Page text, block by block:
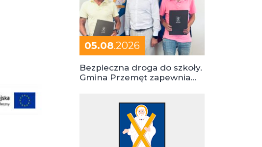
05.08.2026
Bezpieczna droga do szkoły.
Gmina Przemęt zapewnia